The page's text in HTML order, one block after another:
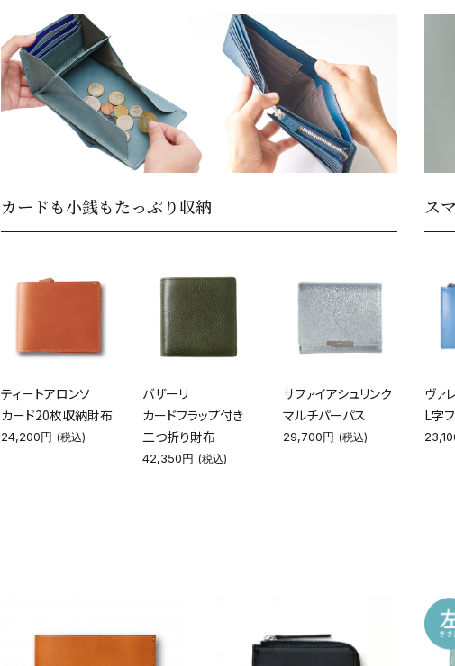
カードも小銭もたっぷり収納
ティートアロンソ
カード20枚収納財布
24,200円 (税込)
バザーリ
カードフラップ付き
二つ折り財布
42,350円 (税込)
サファイアシュリンク
マルチパーパス
29,700円 (税込)
ス
ヴァ
L字